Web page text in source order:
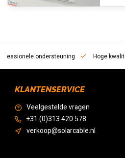
ondersteuning Hoge kwaliteit
KLANTENSERVICE
Veelgestelde vragen
+31 (0)313 420 578
verkoop@solarcable.nl